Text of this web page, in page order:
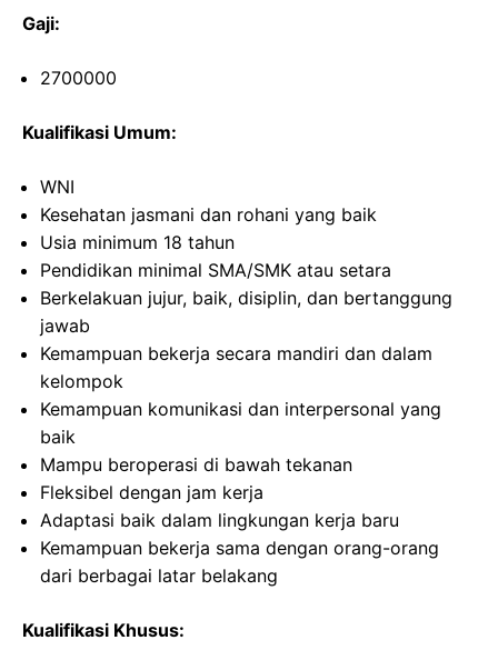
Gaji:
2700000
Kualifikasi Umum:
WNI
Kesehatan jasmani dan rohani yang baik
Usia minimum 18 tahun
Pendidikan minimal SMA/SMK atau setara
Berkelakuan jujur, baik, disiplin, dan bertanggung
jawab
Kemampuan bekerja secara mandiri dan dalam
kelompok
Kemampuan komunikasi dan interpersonal yang
baik
Mampu beroperasi di bawah tekanan
Fleksibel dengan jam kerja
Adaptasi baik dalam lingkungan kerja baru
Kemampuan bekerja sama dengan orang-orang
dari berbagai latar belakang
Kualifikasi Khusus: